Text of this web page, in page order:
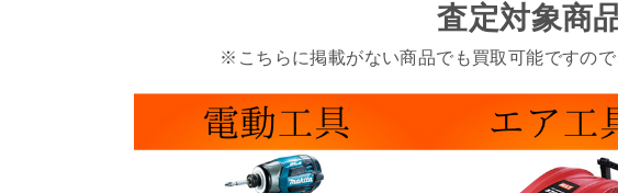
査定対象商
※こちらに掲載がない商品でも買取可能ですので